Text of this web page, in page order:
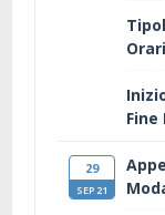
29
SEP 21